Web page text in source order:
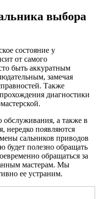
выбора
состояние у
от самого
быть аккуратным
замечая
Также
диагностики
обслуживания, а также в
нередко появляются
сальников приводов
будет полезно обращать
обращаться за
мастерам. Мы
ее устраним.